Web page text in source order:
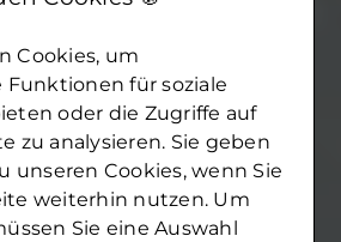
Cookies, um
Funktionen für soziale
oder die Zugriffe auf
zu analysieren. Sie geben
unseren Cookies, wenn Sie
weiterhin nutzen. Um
Sie eine Auswahl